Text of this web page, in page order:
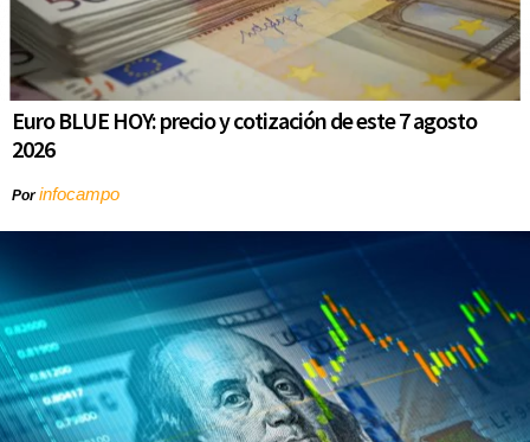
Euro BLUE HOY: precio y cotización de este 7 agosto
2026
Porinfocampo